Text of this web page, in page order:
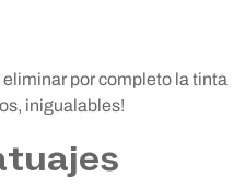
por completo la tinta
inigualables!